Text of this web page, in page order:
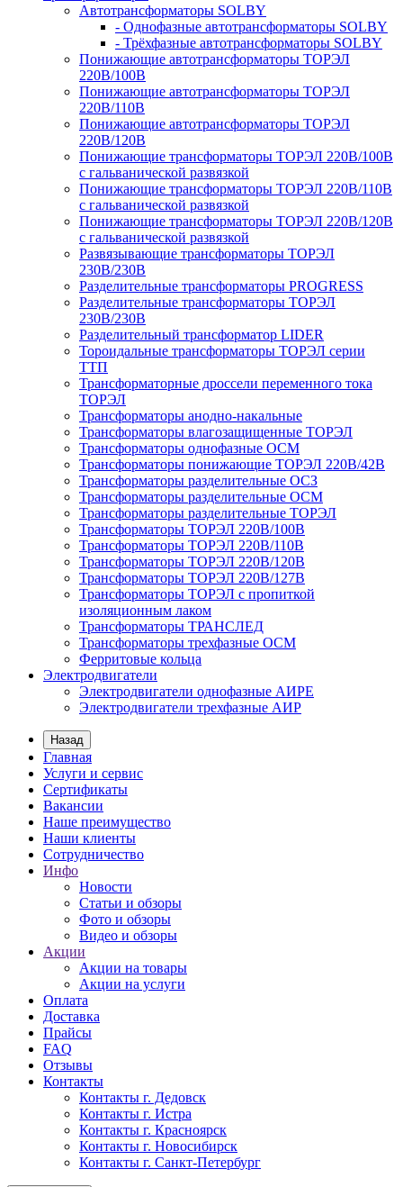
Автотрансформаторы SOLBY
- Однофазные автотрансформаторы SOLBY
- Трёхфазные автотрансформаторы SOLBY
Понижающие автотрансформаторы ТОРЭЛ
220В/100В
Понижающие автотрансформаторы ТОРЭЛ
220В/110В
Понижающие автотрансформаторы ТОРЭЛ
220В/120В
Понижающие трансформаторы ТОРЭЛ 220В/100В
с гальванической развязкой
Понижающие трансформаторы ТОРЭЛ 220В/110В
с гальванической развязкой
Понижающие трансформаторы ТОРЭЛ 220В/120В
с гальванической развязкой
Развязывающие трансформаторы ТОРЭЛ
230В/230В
Разделительные трансформаторы PROGRESS
Разделительные трансформаторы ТОРЭЛ
230В/230В
Разделительный трансформатор LIDER
Тороидальные трансформаторы ТОРЭЛ серии
ТТП
Трансформаторные дроссели переменного тока
ТОРЭЛ
Трансформаторы анодно-накальные
Трансформаторы влагозащищенные ТОРЭЛ
Трансформаторы однофазные ОСМ
Трансформаторы понижающие ТОРЭЛ 220В/42В
Трансформаторы разделительные ОСЗ
Трансформаторы разделительные ОСМ
Трансформаторы разделительные ТОРЭЛ
Трансформаторы ТОРЭЛ 220В/100В
Трансформаторы ТОРЭЛ 220В/110В
Трансформаторы ТОРЭЛ 220В/120В
Трансформаторы ТОРЭЛ 220В/127В
Трансформаторы ТОРЭЛ с пропиткой
изоляционным лаком
Трансформаторы ТРАНСЛЕД
Трансформаторы трехфазные ОСМ
Ферритовые кольца
Электродвигатели
Электродвигатели однофазные АИРЕ
Электродвигатели трехфазные АИР
Назад
Главная
Услуги и сервис
Сертификаты
Вакансии
Наше преимущество
Наши клиенты
Сотрудничество
Инфо
Новости
Статьи и обзоры
Фото и обзоры
Видео и обзоры
Акции
Акции на товары
Акции на услуги
Оплата
Доставка
Прайсы
FAQ
Отзывы
Контакты
Контакты г. Дедовск
Контакты г. Истра
Контакты г. Красноярск
Контакты г. Новосибирск
Контакты г. Санкт-Петербург